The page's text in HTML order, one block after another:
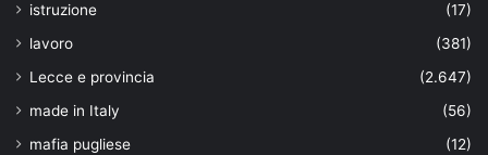
istruzione
(17)
lavoro
(381)
Lecce e provincia
(2.647)
made in Italy
(56)
mafia pugliese
(12)